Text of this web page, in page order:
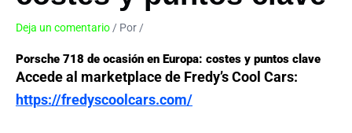
Deja un comentario / Por /
Porsche 718 de ocasión en Europa: costes y puntos clave
Accede al marketplace de Fredy’s Cool Cars:
https://fredyscoolcars.com/